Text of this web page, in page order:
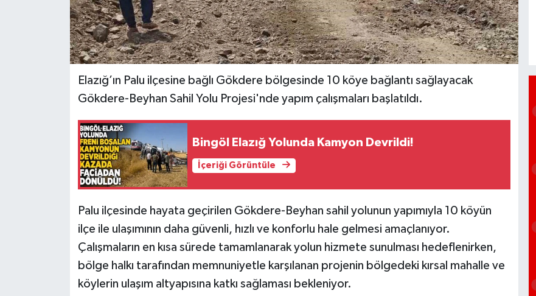
Elazığ’ın Palu ilçesine bağlı Gökdere bölgesinde 10 köye bağlantı sağlayacak
Gökdere-Beyhan Sahil Yolu Projesi'nde yapım çalışmaları başlatıldı.
Bingöl Elazığ Yolunda Kamyon Devrildi!
İçeriği Görüntüle
Palu ilçesinde hayata geçirilen Gökdere-Beyhan sahil yolunun yapımıyla 10 köyün
ilçe ile ulaşımının daha güvenli, hızlı ve konforlu hale gelmesi amaçlanıyor.
Çalışmaların en kısa sürede tamamlanarak yolun hizmete sunulması hedeflenirken,
bölge halkı tarafından memnuniyetle karşılanan projenin bölgedeki kırsal mahalle ve
köylerin ulaşım altyapısına katkı sağlaması bekleniyor.
SİYASET
SOLHAN
YAYLADERE